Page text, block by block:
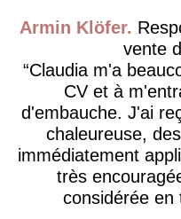
Armin Klöfer
vente
Claudia m'a
CV et à
d'embauche. J'ai
chaleureuse,
immédiatement
très
considérée en